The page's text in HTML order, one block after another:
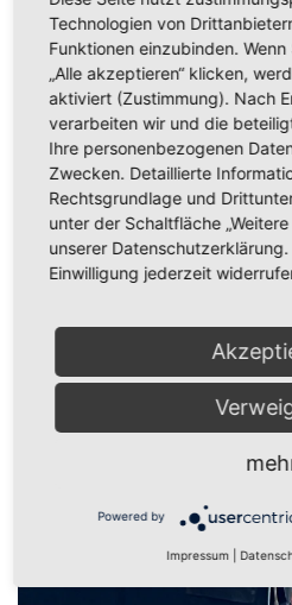
Technologien von
Funktionen einzubinden.
„Alle akzeptieren“ klicken,
aktiviert (Zustimmung). Nach
verarbeiten wir und die
Ihre personenbezogenen
Zwecken. Detaillierte
Rechtsgrundlage und
unter der Schaltfläche
unserer
Einwilligung jederzeit
Powered by
Impressum